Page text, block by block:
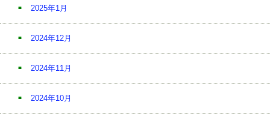
2025年1月
2024年12月
2024年11月
2024年10月